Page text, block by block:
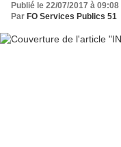
Publié le 22/07/2017 à 09:08
Par FO Services Publics 51